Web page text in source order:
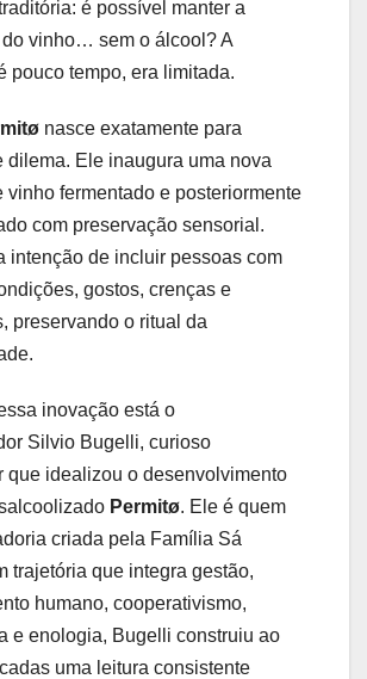
é possível manter a
vinho… sem o álcool? A
pouco tempo, era limitada.
nasce exatamente para
dilema. Ele inaugura uma nova
vinho fermentado e posteriormente
com preservação sensorial.
intenção de incluir pessoas com
gostos, crenças e
preservando o ritual da
inovação está o
Silvio Bugelli, curioso
que idealizou o desenvolvimento
Permitø. Ele é quem
criada pela Família Sá
trajetória que integra gestão,
humano, cooperativismo,
e enologia, Bugelli construiu ao
uma leitura consistente